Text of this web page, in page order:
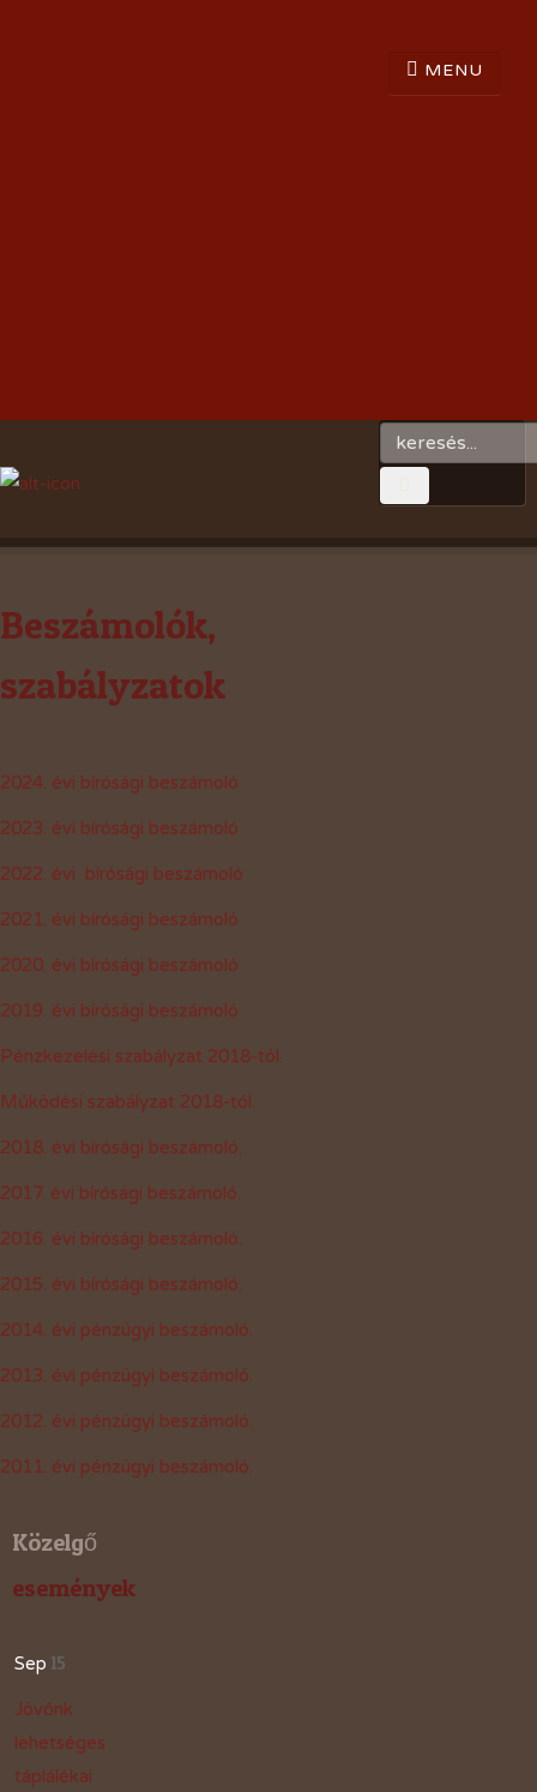
Beszámolók,
szabályzatok
2024. évi bírósági beszámoló
2023. évi bírósági beszámoló
2022. évi bírósági beszámoló
2021. évi bírósági beszámoló
2020. évi bírósági beszámoló
2019. évi bírósági beszámoló
Pénzkezelési szabályzat 2018-tól.
Működési szabályzat 2018-tól.
2018. évi bírósági beszámoló.
2017. évi bírósági beszámoló.
2016. évi bírósági beszámoló.
2015. évi bírósági beszámoló.
2014. évi pénzügyi beszámoló.
2013. évi pénzügyi beszámoló.
2012. évi pénzügyi beszámoló.
2011. évi pénzügyi beszámoló.
Közelgő
események
Sep 15
Jövőnk
lehetséges
táplálékai